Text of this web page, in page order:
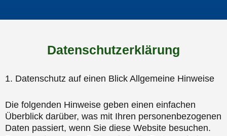
Datenschutzerklärung
1. Datenschutz auf einen Blick Allgemeine Hinweise
Die folgenden Hinweise geben einen einfachen
Überblick darüber, was mit Ihren personenbezogenen
Daten passiert, wenn Sie diese Website besuchen.